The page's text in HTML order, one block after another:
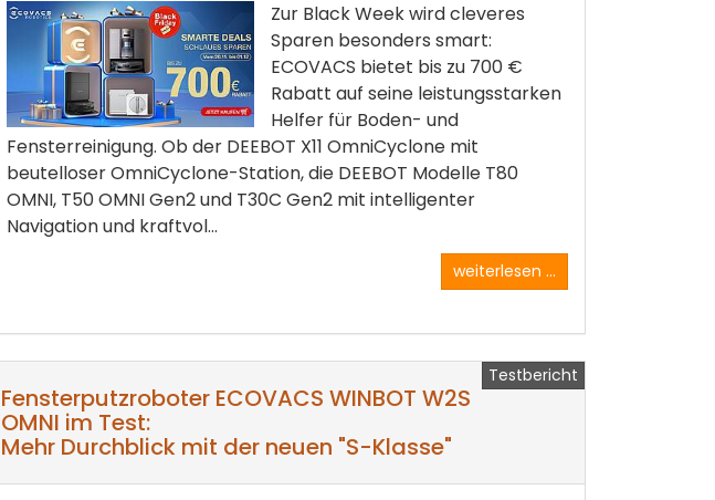
Zur Black Week wird cleveres
Sparen besonders smart:
ECOVACS bietet bis zu 700 €
Rabatt auf seine leistungsstarken
Helfer für Boden- und
Fensterreinigung. Ob der DEEBOT X11 OmniCyclone mit
beutelloser OmniCyclone-Station, die DEEBOT Modelle T80
OMNI, T50 OMNI Gen2 und T30C Gen2 mit intelligenter
Navigation und kraftvol...
weiterlesen ...
Testbericht
Fensterputzroboter ECOVACS WINBOT W2S
OMNI im Test:
Mehr Durchblick mit der neuen "S-Klasse"